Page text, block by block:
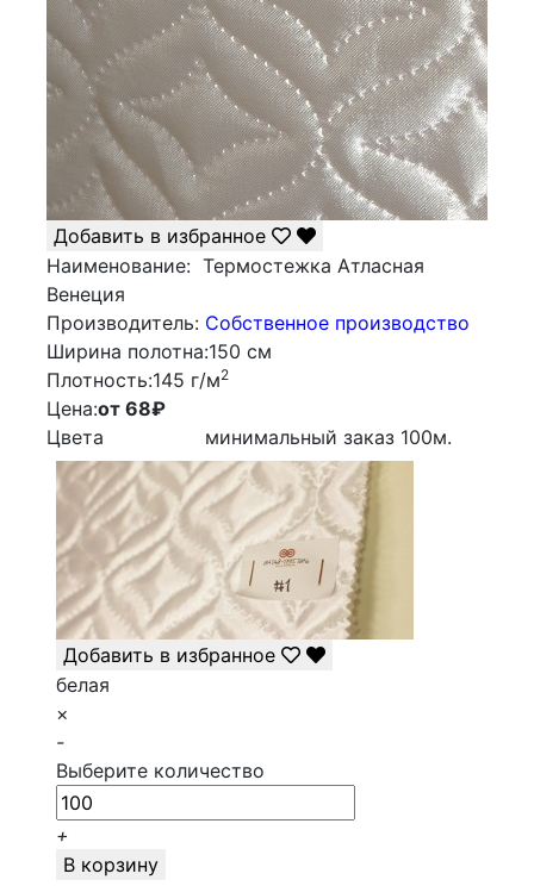
Добавить в избранное
Наименование: Термостежка Атласная
Венеция
Производитель: Собственное производство
Ширина полотна:150 см
Плотность:145 г/м2
Цена:от 68₽
Цвета
минимальный заказ 100м.
Добавить в избранное
белая
×
-
Выберите количество
+
В корзину